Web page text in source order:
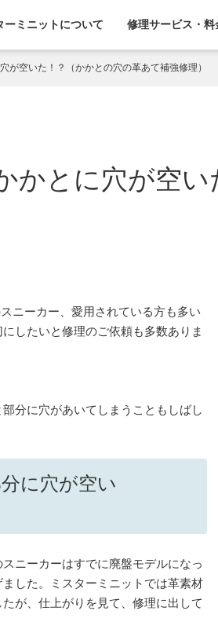
ーミニットについて 修理サービス・料
が空いた！？（かかとの穴の革あて補強修理）
かとに穴が空
ニーカー、愛用されている方も多い
したいと修理のご依頼も多数ありま
分に穴があいてしまうこともしばし
に穴が空い
ニーカーはすでに廃盤モデルになっ
した。ミスターミニットでは革素材
が、仕上がりを見て、修理に出して